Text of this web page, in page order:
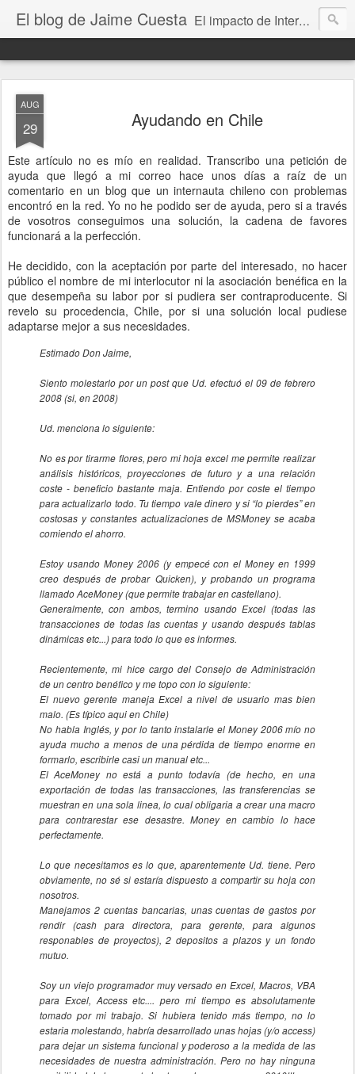
El blog de Jaime Cuesta El impacto de Internet en la sociedad visto con mis propios ojos
AUG
29 Ayudando en Chile
Este artículo no es mío en realidad. Transcribo una petición de
ayuda que llegó a mi correo hace unos días a raíz de un
comentario en un blog que un internauta chileno con problemas
encontró en la red. Yo no he podido ser de ayuda, pero si a través
de vosotros conseguimos una solución, la cadena de favores
funcionará a la perfección.
He decidido, con la aceptación por parte del interesado, no hacer
público el nombre de mi interlocutor ni la asociación benéfica en la
que desempeña su labor por si pudiera ser contraproducente. Si
revelo su procedencia, Chile, por si una solución local pudiese
adaptarse mejor a sus necesidades.
Estimado Don Jaime,
Siento molestarlo por un post que Ud. efectuó el 09 de febrero
2008 (si, en 2008)
Ud. menciona lo siguiente:
No es por tirarme flores, pero mi hoja excel me permite realizar
análisis históricos, proyecciones de futuro y a una relación
coste - beneficio bastante maja. Entiendo por coste el tiempo
para actualizarlo todo. Tu tiempo vale dinero y si “lo pierdes” en
costosas y constantes actualizaciones de MSMoney se acaba
comiendo el ahorro.
Estoy usando Money 2006 (y empecé con el Money en 1999
creo después de probar Quicken), y probando un programa
llamado AceMoney (que permite trabajar en castellano).
Generalmente, con ambos, termino usando Excel (todas las
transacciones de todas las cuentas y usando después tablas
dinámicas etc...) para todo lo que es informes.
Recientemente, mi hice cargo del Consejo de Administración
de un centro benéfico y me topo con lo siguiente:
El nuevo gerente maneja Excel a nivel de usuario mas bien
malo. (Es típico aqui en Chile)
No habla Inglés, y por lo tanto instalarle el Money 2006 mío no
ayuda mucho a menos de una pérdida de tiempo enorme en
formarlo, escribirle casi un manual etc...
El AceMoney no está a punto todavía (de hecho, en una
exportación de todas las transacciones, las transferencias se
muestran en una sola linea, lo cual obligaria a crear una macro
para contrarestar ese desastre. Money en cambio lo hace
perfectamente.
Lo que necesitamos es lo que, aparentemente Ud. tiene. Pero
obviamente, no sé si estaría dispuesto a compartir su hoja con
nosotros.
Manejamos 2 cuentas bancarias, unas cuentas de gastos por
rendir (cash para directora, para gerente, para algunos
responables de proyectos), 2 depositos a plazos y un fondo
mutuo.
Soy un viejo programador muy versado en Excel, Macros, VBA
para Excel, Access etc.... pero mi tiempo es absolutamente
tomado por mi trabajo. Si hubiera tenido más tiempo, no lo
estaria molestando, habría desarrollado unas hojas (y/o access)
para dejar un sistema funcional y poderoso a la medida de las
necesidades de nuestra administración. Pero no hay ninguna